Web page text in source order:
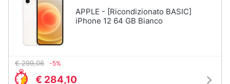
APPLE - [Ricondizionato BASIC]
iPhone 12 64 GB Bianco
€ 299,06 -5%
€ 284,10